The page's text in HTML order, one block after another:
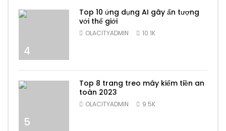
4
Top 10 ứng dụng AI gây ấn tượng
với thế giới
OLACITYADMIN 10.1K
5
Top 8 trang treo máy kiếm tiền an
toàn 2023
OLACITYADMIN 9.5K